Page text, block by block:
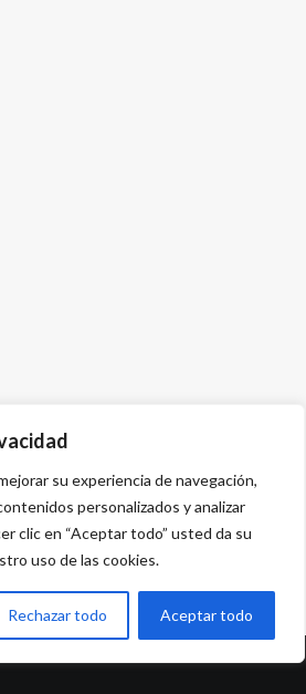
su experiencia de navegación,
personalizados y analizar
clic en “Aceptar todo” usted da su
uso de las cookies.
Rechazar todo Aceptar todo